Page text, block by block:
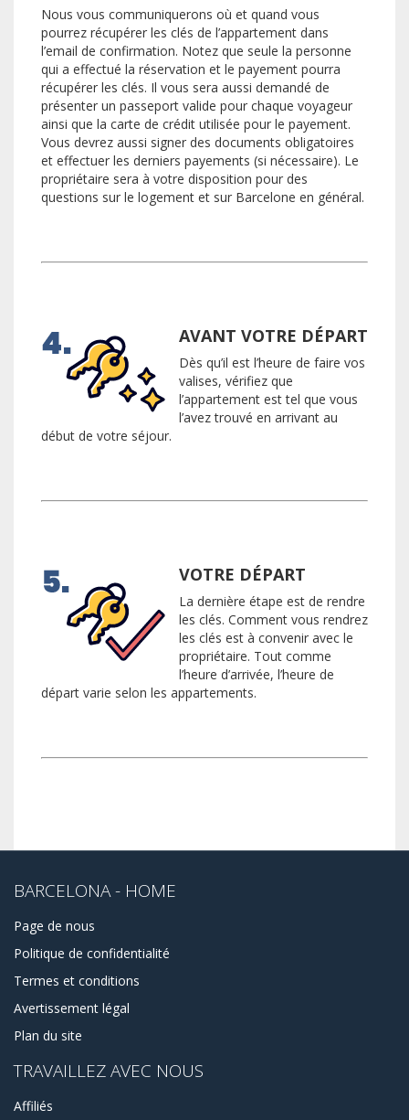
Nous vous communiquerons où et quand vous
pourrez récupérer les clés de l’appartement dans
l’email de confirmation. Notez que seule la personne
qui a effectué la réservation et le payement pourra
récupérer les clés. Il vous sera aussi demandé de
présenter un passeport valide pour chaque voyageur
ainsi que la carte de crédit utilisée pour le payement.
Vous devrez aussi signer des documents obligatoires
et effectuer les derniers payements (si nécessaire). Le
propriétaire sera à votre disposition pour des
questions sur le logement et sur Barcelone en général.
AVANT VOTRE DÉPART
Dès qu’il est l’heure de faire vos
valises, vérifiez que
l’appartement est tel que vous
l’avez trouvé en arrivant au
début de votre séjour.
VOTRE DÉPART
La dernière étape est de rendre
les clés. Comment vous rendrez
les clés est à convenir avec le
propriétaire. Tout comme
l’heure d’arrivée, l’heure de
départ varie selon les appartements.
BARCELONA - HOME
Page de nous
Politique de confidentialité
Termes et conditions
Avertissement légal
Plan du site
TRAVAILLEZ AVEC NOUS
Affiliés